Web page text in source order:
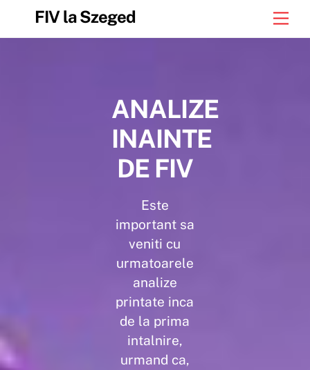
FIV la Szeged
ANALIZE
INAINTE
DE FIV
Este
important sa
veniti cu
urmatoarele
analize
printate inca
de la prima
intalnire,
urmand ca,